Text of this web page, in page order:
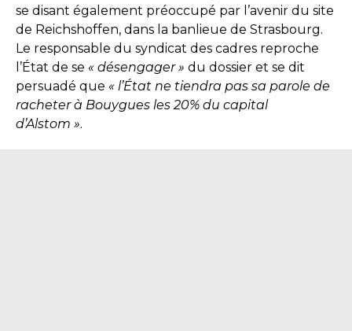
se disant également préoccupé par l’avenir du site
de Reichshoffen, dans la banlieue de Strasbourg.
Le responsable du syndicat des cadres reproche
l’État de se « désengager » du dossier et se dit
persuadé que « l’État ne tiendra pas sa parole de
racheter à Bouygues les 20% du capital
d’Alstom ».